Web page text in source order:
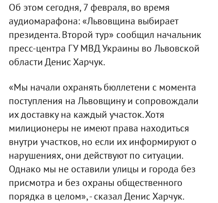
Об этом сегодня, 7 февраля, во время
аудиомарафона: «Львовщина выбирает
президента. Второй тур» сообщил начальник
пресс-центра ГУ МВД Украины во Львовской
области Денис Харчук.
«Мы начали охранять бюллетени с момента
поступления на Львовщину и сопровождали
их доставку на каждый участок. Хотя
милиционеры не имеют права находиться
внутри участков, но если их информируют о
нарушениях, они действуют по ситуации.
Однако мы не оставили улицы и города без
присмотра и без охраны общественного
порядка в целом», - сказал Денис Харчук.